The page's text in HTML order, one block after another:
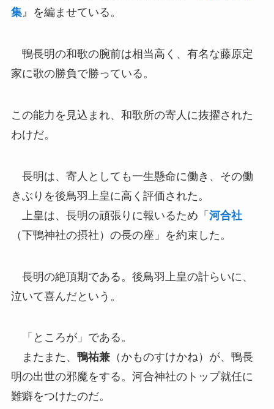
集』を編ませている。
鴨長明の和歌の腕前は相当高く、有名な藤原定
家に歌の勝負で勝っている。
この能力を見込まれ、和歌所の寄人に抜擢された
わけだ。
長明は、寄人としても一生懸命に働き、その働
きぶりを後鳥羽上皇に高く評価された。
上皇は、長明の頑張りに報いるため「 河合社
（下鴨神社の摂社）の長の座」を約束した。
長明の絶頂期である。後鳥羽上皇の計らいに、
泣いて喜んだという。
「ところが」である。
またまた、 鴨祐兼（かものすけかね）が、鴨長
明の出世の邪魔をする。河合神社のトップ就任に
難癖をつけたのだ。